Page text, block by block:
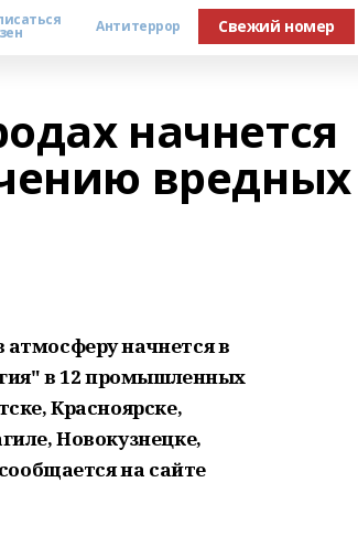
Антитеррор Свежий номер
начнется
вредных
начнется в
в 12 промышленных
Красноярске,
Новокузнецке,
на сайте